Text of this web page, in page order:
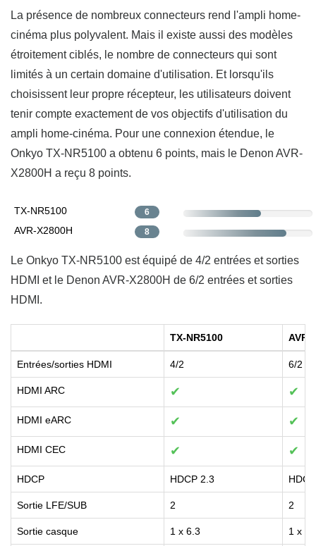
La présence de nombreux connecteurs rend l'ampli home-
cinéma plus polyvalent. Mais il existe aussi des modèles
étroitement ciblés, le nombre de connecteurs qui sont
limités à un certain domaine d'utilisation. Et lorsqu'ils
choisissent leur propre récepteur, les utilisateurs doivent
tenir compte exactement de vos objectifs d'utilisation du
ampli home-cinéma. Pour une connexion étendue, le
Onkyo TX-NR5100 a obtenu 6 points, mais le Denon AVR-
X2800H a reçu 8 points.
TX-NR5100 6
AVR-X2800H 8
Le Onkyo TX-NR5100 est équipé de 4/2 entrées et sorties
HDMI et le Denon AVR-X2800H de 6/2 entrées et sorties
HDMI.
TX-NR5100 AVR-
Entrées/sorties HDMI 4/2 6/2
HDMI ARC ✔ ✔
HDMI eARC ✔ ✔
HDMI CEC ✔ ✔
HDCP HDCP 2.3
Sortie LFE/SUB 2 2
Sortie casque 1 x 6.3 1 x